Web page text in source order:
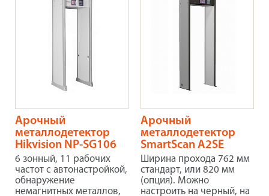
Арочный
металлодетектор
Hikvision NP-SG106
6 зонный, 11 рабочих
частот с автонастройкой,
обнаружение
немагнитных металлов,
Арочный
металлодетектор
SmartScan A2SE
Ширина прохода 762 мм
стандарт, или 820 мм
(опция). Можно
настроить на черный, на